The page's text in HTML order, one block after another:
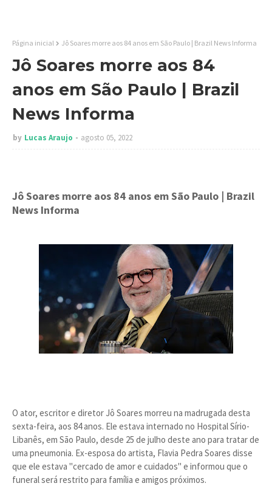
Página inicial Jô Soares morre aos 84 anos em São Paulo | Brazil News Informa
Jô Soares morre aos 84
anos em São Paulo | Brazil
News Informa
by Lucas Araujo agosto 05, 2022
Jô Soares morre aos 84 anos em São Paulo | Brazil
News Informa
O ator, escritor e diretor Jô Soares morreu na madrugada desta
sexta-feira, aos 84 anos. Ele estava internado no Hospital Sírio-
Libanês, em São Paulo, desde 25 de julho deste ano para tratar de
uma pneumonia. Ex-esposa do artista, Flavia Pedra Soares disse
que ele estava "cercado de amor e cuidados" e informou que o
funeral será restrito para família e amigos próximos.